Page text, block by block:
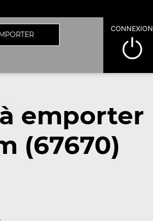
CONNEXION
emporter
(67670)